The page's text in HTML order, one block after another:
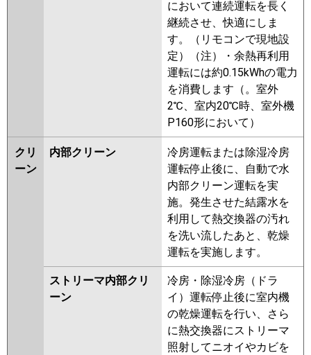
において連続運転を長く
継続させ、快適にしま
す。（リモコンで現地設
定）（注）・余熱再利用
運転には約0.15kWhの電力
を消費します（。室外
2℃、室内20℃時、室外機
P160形において）
クリ
ーン
内部クリーン
冷房運転または除湿冷房
運転停止後に、自動で水
内部クリーン運転を実
施。発生させた結露水を
利用して熱交換器の汚れ
を洗い流したあと、乾燥
運転を実施します。
ストリーマ内部クリ
ーン
冷房・除湿冷房（ドラ
イ）運転停止後に室内機
の乾燥運転を行い、さら
に熱交換器にストリーマ
照射してニオイやカビを